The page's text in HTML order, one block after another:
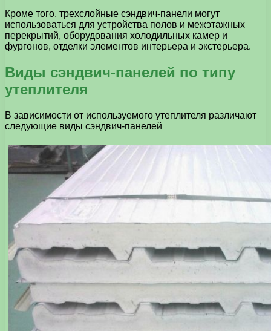
Кроме того, трехслойные сэндвич-панели могут
использоваться для устройства полов и межэтажных
перекрытий, оборудования холодильных камер и
фургонов, отделки элементов интерьера и экстерьера.
Виды сэндвич-панелей по типу
утеплителя
В зависимости от используемого утеплителя различают
следующие виды сэндвич-панелей